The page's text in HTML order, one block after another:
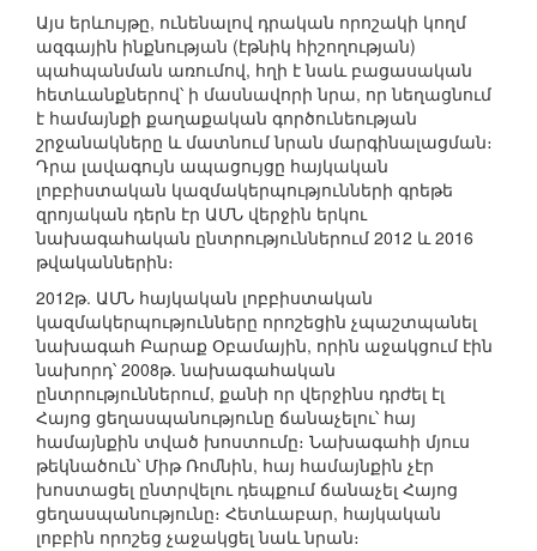
Այս երևույթը, ունենալով դրական որոշակի կողմ
ազգային ինքնության (էթնիկ հիշողության)
պահպանման առումով, հղի է նաև բացասական
հետևանքներով՝ ի մասնավորի նրա, որ նեղացնում
է համայնքի քաղաքական գործունեության
շրջանակները և մատնում նրան մարգինալացման։
Դրա լավագույն ապացույցը հայկական
լոբբիստական կազմակերպությունների գրեթե
զրոյական դերն էր ԱՄՆ վերջին երկու
նախագահական ընտրություններում 2012 և 2016
թվականներին։
2012թ. ԱՄՆ հայկական լոբբիստական
կազմակերպությունները որոշեցին չպաշտպանել
նախագահ Բարաք Օբամային, որին աջակցում էին
նախորդ՝ 2008թ. նախագահական
ընտրություններում, քանի որ վերջինս դրժել էլ
Հայոց ցեղասպանությունը ճանաչելու՝ հայ
համայնքին տված խոստումը։ Նախագահի մյուս
թեկնածուն՝ Միթ Ռոմնին, հայ համայնքին չէր
խոստացել ընտրվելու դեպքում ճանաչել Հայոց
ցեղասպանությունը։ Հետևաբար, հայկական
լոբբին որոշեց չաջակցել նաև նրան։